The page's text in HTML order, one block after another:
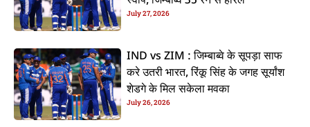
July 27, 2026
IND vs ZIM : जिम्बाब्वे के सूपड़ा साफ
करे उतरी भारत, रिंकू सिंह के जगह सूर्यांश
शेडगे के मिल सकेला मवका
July 26, 2026